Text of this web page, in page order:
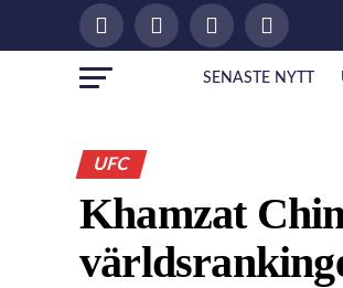
SENASTE NYTT
UFC
Khamzat